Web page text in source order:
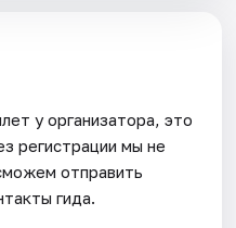
у организатора, это
регистрации мы не
отправить
гида.